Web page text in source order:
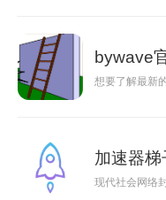
bywave
想要了解最新
加速器
现代社会网络